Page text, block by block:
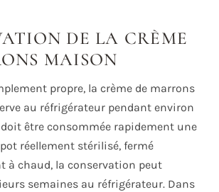
DE LA CRÈME
MAISON
propre, la crème de marrons
au réfrigérateur pendant environ
être consommée rapidement une
réellement stérilisé, fermé
à chaud, la conservation peut
semaines au réfrigérateur. Dans